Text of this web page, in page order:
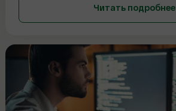
Читать подробнее